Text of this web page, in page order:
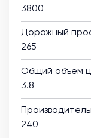
3800
Дорожный
265
Общий объем
3.8
240